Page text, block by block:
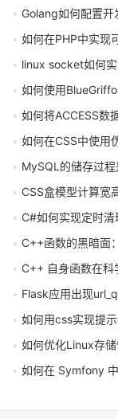
Golang如何配置
如何在PHP中实现
linux socket如何
如何使用
如何将ACCESS数
如何在CSS中使用
MySQL的储存过程
CSS盒模型计算宽
C#如何实现定时
C++函数的黑暗面
C++ 自身函数在科
Flask应用出现
如何用css实现提
如何优化Linux存
如何在 Symfony